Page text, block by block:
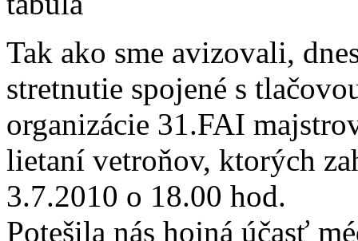
Tak ako sme avizovali,
stretnutie spojené s
organizácie 31.FAI
lietaní vetroňov, ktorých
3.7.2010 o 18­.00 hod.
Potešila nás hojná účasť